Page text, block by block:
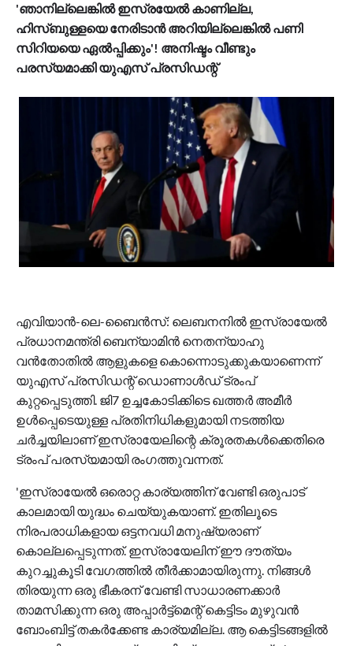
'ഞാനില്ലെങ്കില്‍ ഇസ്രയേല്‍ കാണില്ല,
ഹിസ്ബുള്ളയെ നേരിടാന്‍ അറിയില്ലെങ്കില്‍ പണി
സിറിയയെ ഏല്‍പ്പിക്കും'! അനിഷ്ടം വീണ്ടും
പരസ്യമാക്കി യുഎസ് പ്രസിഡന്റ്
എവിയാന്‍-ലെ-ബൈന്‍സ്: ലെബനനില്‍ ഇസ്രായേല്‍
പ്രധാനമന്ത്രി ബെന്യാമിന്‍ നെതന്യാഹു
വന്‍തോതില്‍ ആളുകളെ കൊന്നൊടുക്കുകയാണെന്ന്
യുഎസ് പ്രസിഡന്റ് ഡൊണാള്‍ഡ് ട്രംപ്
കുറ്റപ്പെടുത്തി. ജി7 ഉച്ചകോടിക്കിടെ ഖത്തര്‍ അമീര്‍
ഉള്‍പ്പെടെയുള്ള പ്രതിനിധികളുമായി നടത്തിയ
ചര്‍ച്ചയിലാണ് ഇസ്രായേലിന്റെ ക്രൂരതകള്‍ക്കെതിരെ
ട്രംപ് പരസ്യമായി രംഗത്തുവന്നത്.
'ഇസ്രായേല്‍ ഒരൊറ്റ കാര്യത്തിന് വേണ്ടി ഒരുപാട്
കാലമായി യുദ്ധം ചെയ്യുകയാണ്. ഇതിലൂടെ
നിരപരാധികളായ ഒട്ടനവധി മനുഷ്യരാണ്
കൊല്ലപ്പെടുന്നത്. ഇസ്രായേലിന് ഈ ദൗത്യം
കുറച്ചുകൂടി വേഗത്തില്‍ തീര്‍ക്കാമായിരുന്നു. നിങ്ങള്‍
തിരയുന്ന ഒരു ഭീകരന് വേണ്ടി സാധാരണക്കാര്‍
താമസിക്കുന്ന ഒരു അപ്പാര്‍ട്ട്‌മെന്റ് കെട്ടിടം മുഴുവന്‍
ബോംബിട്ട് തകര്‍ക്കേണ്ട കാര്യമില്ല. ആ കെട്ടിടങ്ങളില്‍